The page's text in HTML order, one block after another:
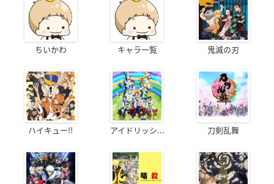
ちいかわ キャラ一覧 鬼滅の刃
ハイキュー!! アイドリッシ... 刀剣乱舞